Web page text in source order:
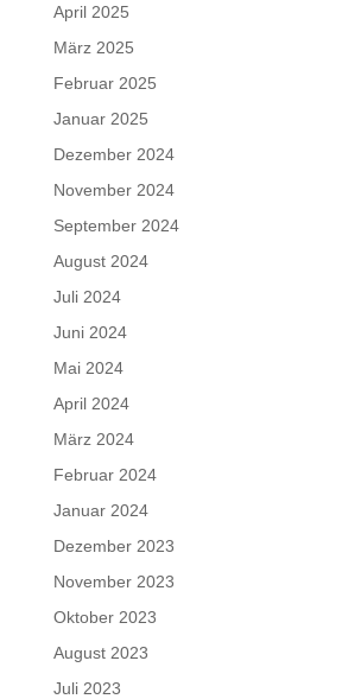
April 2025
März 2025
Februar 2025
Januar 2025
Dezember 2024
November 2024
September 2024
August 2024
Juli 2024
Juni 2024
Mai 2024
April 2024
März 2024
Februar 2024
Januar 2024
Dezember 2023
November 2023
Oktober 2023
August 2023
Juli 2023